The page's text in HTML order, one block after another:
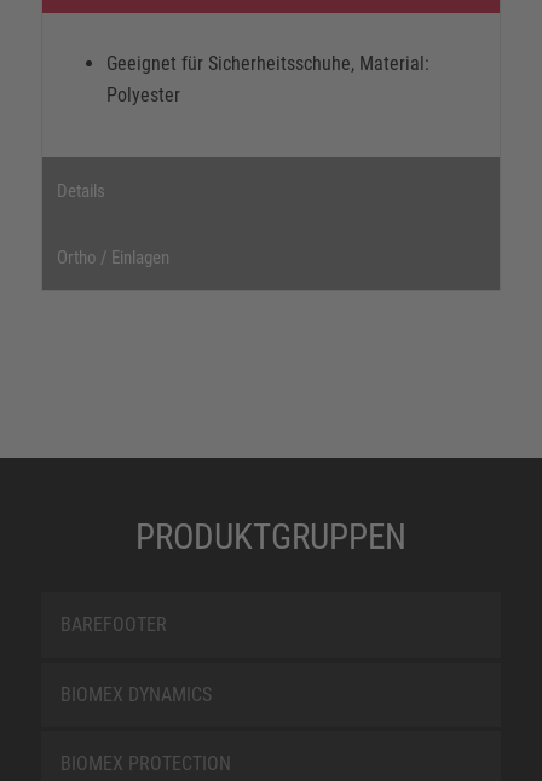
Geeignet für Sicherheitsschuhe, Material:
Polyester
Details
Ortho / Einlagen
PRODUKTGRUPPEN
BAREFOOTER
BIOMEX DYNAMICS
BIOMEX PROTECTION